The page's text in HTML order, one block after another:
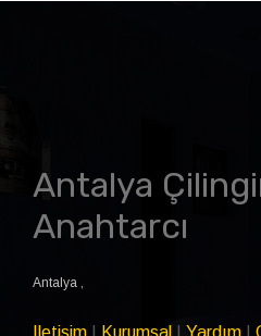
Antalya
Anahtarcı
Antalya ,
Iletisim Kurumsal Yardım